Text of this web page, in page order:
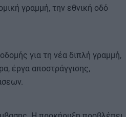
γραμμή, την εθνική οδό
για τη νέα διπλή γραμμή,
έργα αποστράγγισης,